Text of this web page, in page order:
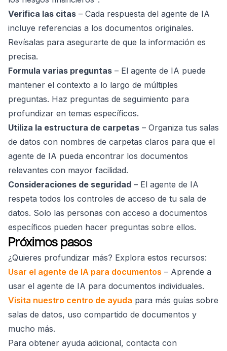
Verifica las citas – Cada respuesta del agente de IA
incluye referencias a los documentos originales.
Revísalas para asegurarte de que la información es
precisa.
Formula varias preguntas – El agente de IA puede
mantener el contexto a lo largo de múltiples
preguntas. Haz preguntas de seguimiento para
profundizar en temas específicos.
Utiliza la estructura de carpetas – Organiza tus salas
de datos con nombres de carpetas claros para que el
agente de IA pueda encontrar los documentos
relevantes con mayor facilidad.
Consideraciones de seguridad – El agente de IA
respeta todos los controles de acceso de tu sala de
datos. Solo las personas con acceso a documentos
específicos pueden hacer preguntas sobre ellos.
Próximos pasos
¿Quieres profundizar más? Explora estos recursos:
Usar el agente de IA para documentos – Aprende a
usar el agente de IA para documentos individuales.
Visita nuestro centro de ayuda para más guías sobre
salas de datos, uso compartido de documentos y
mucho más.
Para obtener ayuda adicional, contacta con